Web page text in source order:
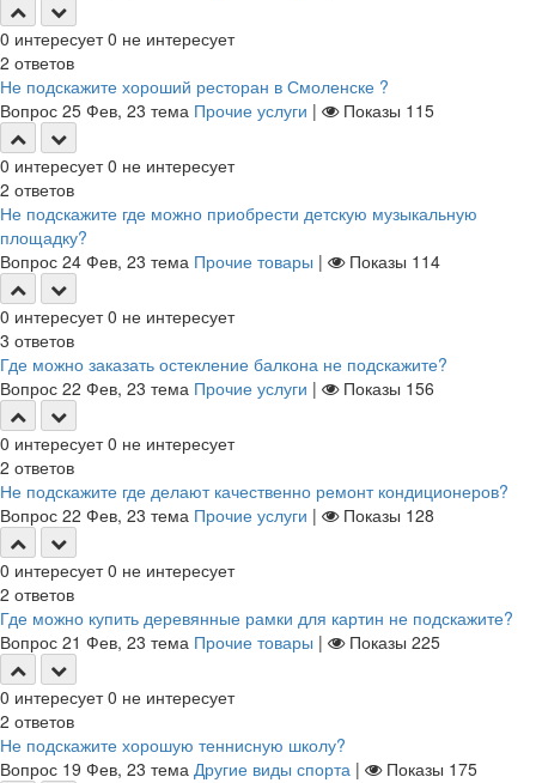
0 интересует 0 не интересует
2 ответов
Не подскажите хороший ресторан в Смоленске ?
Вопрос 25 Фев, 23 тема Прочие услуги | Показы 115
0 интересует 0 не интересует
2 ответов
Не подскажите где можно приобрести детскую музыкальную
площадку?
Вопрос 24 Фев, 23 тема Прочие товары | Показы 114
0 интересует 0 не интересует
3 ответов
Где можно заказать остекление балкона не подскажите?
Вопрос 22 Фев, 23 тема Прочие услуги | Показы 156
0 интересует 0 не интересует
2 ответов
Не подскажите где делают качественно ремонт кондиционеров?
Вопрос 22 Фев, 23 тема Прочие услуги | Показы 128
0 интересует 0 не интересует
2 ответов
Где можно купить деревянные рамки для картин не подскажите?
Вопрос 21 Фев, 23 тема Прочие товары | Показы 225
0 интересует 0 не интересует
2 ответов
Не подскажите хорошую теннисную школу?
Вопрос 19 Фев, 23 тема Другие виды спорта | Показы 175